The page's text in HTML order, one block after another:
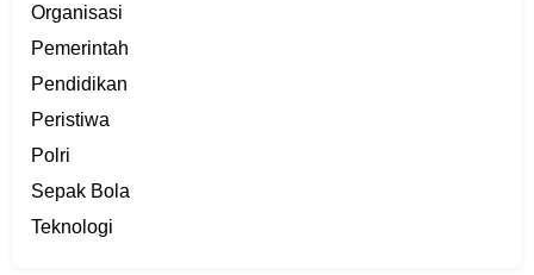
Organisasi
Pemerintah
Pendidikan
Peristiwa
Polri
Sepak Bola
Teknologi